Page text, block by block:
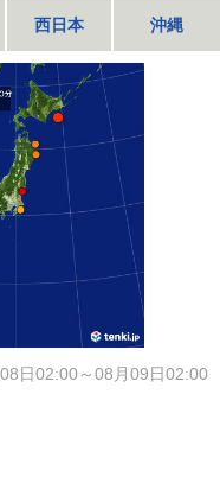
西日本 沖縄
日02:00～08月09日02:00